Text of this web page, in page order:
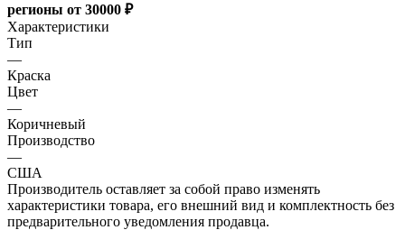
регионы от 30000 ₽
Характеристики
Тип
—
Краска
Цвет
—
Коричневый
Производство
—
США
Производитель оставляет за собой право изменять
характеристики товара, его внешний вид и комплектность без
предварительного уведомления продавца.